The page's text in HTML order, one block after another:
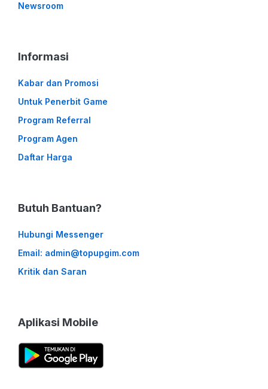
Newsroom
Informasi
Kabar dan Promosi
Untuk Penerbit Game
Program Referral
Program Agen
Daftar Harga
Butuh Bantuan?
Hubungi Messenger
Email: admin@topupgim.com
Kritik dan Saran
Aplikasi Mobile